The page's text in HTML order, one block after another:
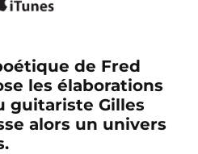
de Fred
les élaborations
guitariste Gilles
alors un univers